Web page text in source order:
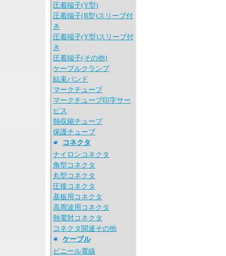
圧着端子(Y型)
圧着端子(R型)スリーブ付
き
圧着端子(Y型)スリーブ付
き
圧着端子(その他)
ケーブルクランプ
結束バンド
マークチューブ
マークチューブ印字サー
ビス
熱収縮チューブ
保護チューブ
コネクタ
ナイロンコネクタ
角型コネクタ
丸型コネクタ
圧接コネクタ
基板用コネクタ
高周波用コネクタ
熱電対コネクタ
コネクタ関連その他
ケーブル
ビニール電線